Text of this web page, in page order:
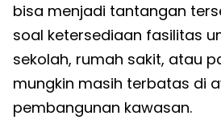
bisa menjadi tantangan
soal ketersediaan fasilitas
sekolah, rumah sakit, atau
mungkin masih terbatas di
pembangunan kawasan.